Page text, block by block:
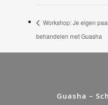
Workshop: Je eigen
behandelen met Guasha
Guasha –